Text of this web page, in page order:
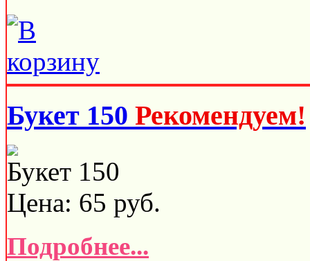
Букет 150 Рекомендуем!
Букет 150
Цена: 65 руб.
Подробнее...